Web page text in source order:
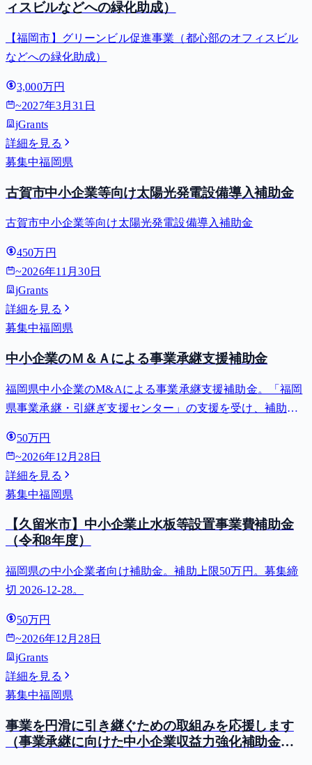
ィスビルなどへの緑化助成）
【福岡市】グリーンビル促進事業（都心部のオフィスビル
などへの緑化助成）
3,000万円
~2027年3月31日
jGrants
詳細を見る
募集中福岡県
古賀市中小企業等向け太陽光発電設備導入補助金
古賀市中小企業等向け太陽光発電設備導入補助金
450万円
~2026年11月30日
jGrants
詳細を見る
募集中福岡県
中小企業のＭ＆Ａによる事業承継支援補助金
福岡県中小企業のM&Aによる事業承継支援補助金。「福岡
県事業承継・引継ぎ支援センター」の支援を受け、補助対
から事業を譲り受けた者が支払うM&Aに伴う諸費用(仲介手
数料・企業価値算定費用等)...
50万円
~2026年12月28日
詳細を見る
募集中福岡県
【久留米市】中小企業止水板等設置事業費補助金
（令和8年度）
福岡県の中小企業者向け補助金。補助上限50万円。募集締
切 2026-12-28。
50万円
~2026年12月28日
jGrants
詳細を見る
募集中福岡県
事業を円滑に引き継ぐための取組みを応援します
（事業承継に向けた中小企業収益力強化補助金の